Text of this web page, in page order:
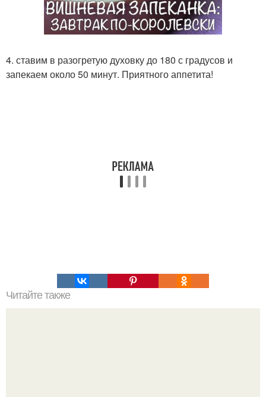
4. ставим в разогретую духовку до 180 с градусов и
запекаем около 50 минут. Приятного аппетита!
Читайте также